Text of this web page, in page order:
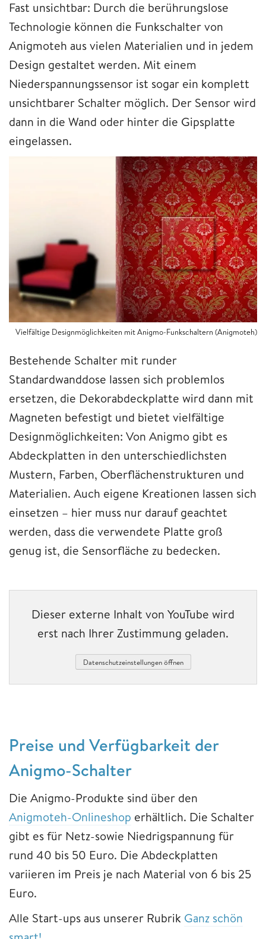
Fast unsichtbar: Durch die berührungslose
Technologie können die Funkschalter von
Anigmoteh aus vielen Materialien und in jedem
Design gestaltet werden. Mit einem
Niederspannungssensor ist sogar ein komplett
unsichtbarer Schalter möglich. Der Sensor wird
dann in die Wand oder hinter die Gipsplatte
eingelassen.
Vielfältige Designmöglichkeiten mit Anigmo-Funkschaltern (Anigmoteh)
Bestehende Schalter mit runder
Standardwanddose lassen sich problemlos
ersetzen, die Dekorabdeckplatte wird dann mit
Magneten befestigt und bietet vielfältige
Designmöglichkeiten: Von Anigmo gibt es
Abdeckplatten in den unterschiedlichsten
Mustern, Farben, Oberflächenstrukturen und
Materialien. Auch eigene Kreationen lassen sich
einsetzen – hier muss nur darauf geachtet
werden, dass die verwendete Platte groß
genug ist, die Sensorfläche zu bedecken.
Dieser externe Inhalt von YouTube wird
erst nach Ihrer Zustimmung geladen.
Datenschutzeinstellungen öffnen
Preise und Verfügbarkeit der
Anigmo-Schalter
Die Anigmo-Produkte sind über den
Anigmoteh-Onlineshop erhältlich. Die Schalter
gibt es für Netz-sowie Niedrigspannung für
rund 40 bis 50 Euro. Die Abdeckplatten
variieren im Preis je nach Material von 6 bis 25
Euro.
Alle Start-ups aus unserer Rubrik Ganz schön